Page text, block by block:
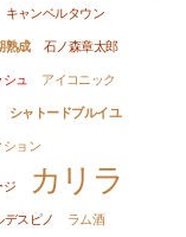
キャンベルタウン
熟成
石ノ森章太郎
シュ
アイコニック
シャトードブルイユ
ション
ジ カリラ
デスピノ
ラム酒